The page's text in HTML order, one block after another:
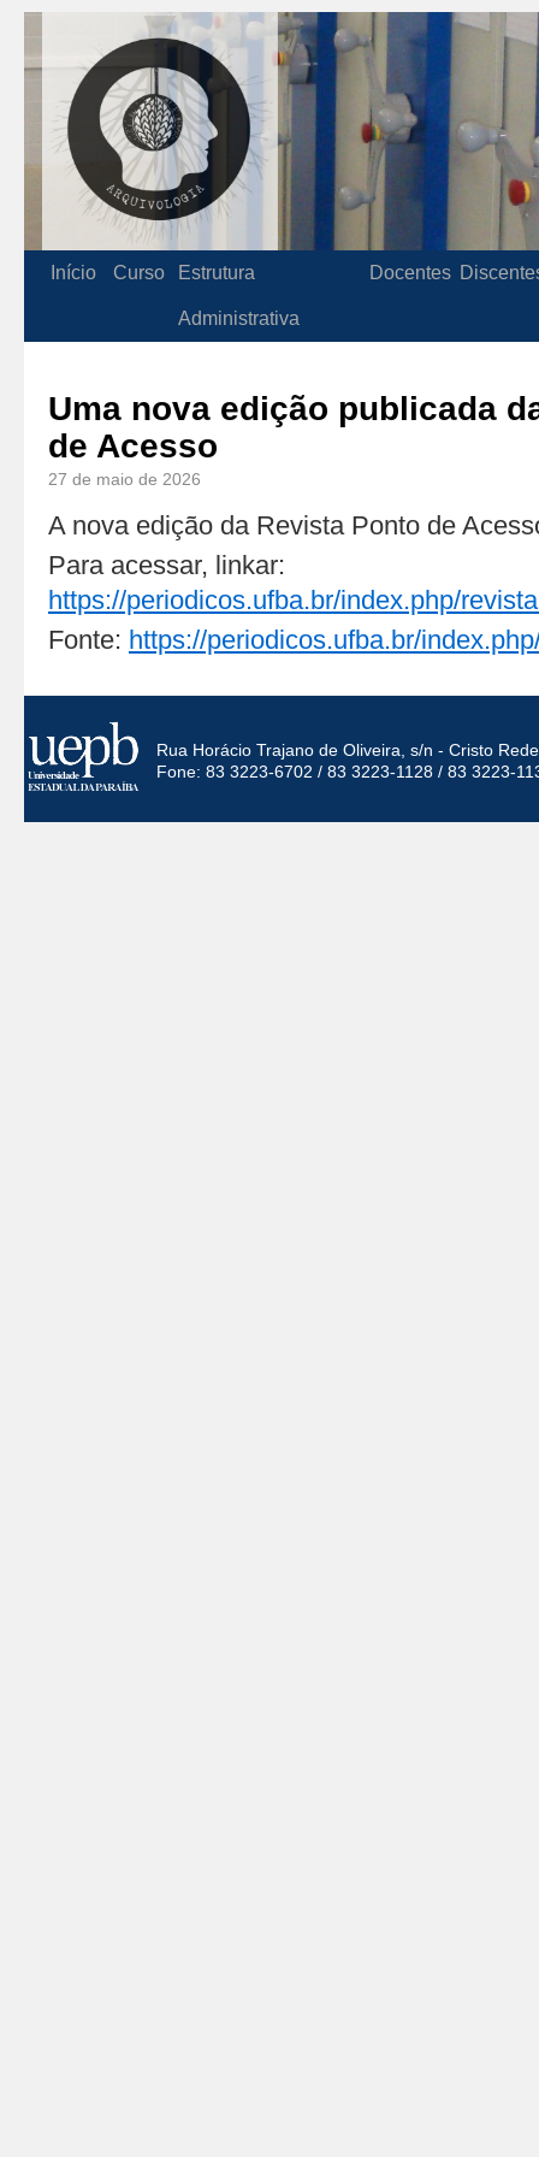
Início Curso Estrutura
Administrativa
Docentes
Uma nova edição publicada
de Acesso
27 de maio de 2026
A nova edição da Revista Ponto de
Para acessar, linkar:
https://periodicos.ufba.br/index.php/
Fonte: https://periodicos.ufba.br/
Rua Horácio Trajano de Oliveira, s/n - Cristo
Fone: 83 3223-6702 / 83 3223-1128 / 83 3223-